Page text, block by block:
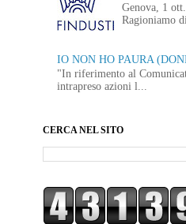
Genova, 1
Ragioniamo
IO NON HO PAURA
"In riferimento al
intrapreso azioni l...
CERCA NEL SITO